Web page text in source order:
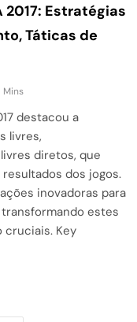
2017: Estratégias
Táticas de
Mins
destacou a
livres,
diretos, que
dos jogos.
inovadoras para
estes
cruciais. Key